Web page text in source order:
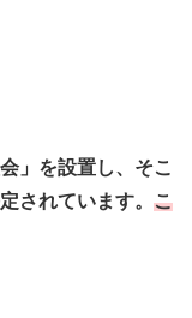
」を設置し、そこ
されています。 こ